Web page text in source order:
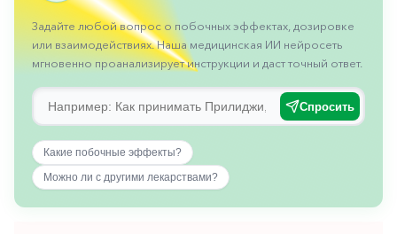
Сердечные
Сосудистые
Тромбозы
Урология
Ухо-
горло-
нос
Хирургия
Задайте любой вопрос о побочных эффектах, дозировке
или взаимодействиях. Наша медицинская ИИ нейросеть
мгновенно проанализирует инструкции и даст точный ответ.
Спросить
Какие побочные эффекты?
Можно ли с другими лекарствами?